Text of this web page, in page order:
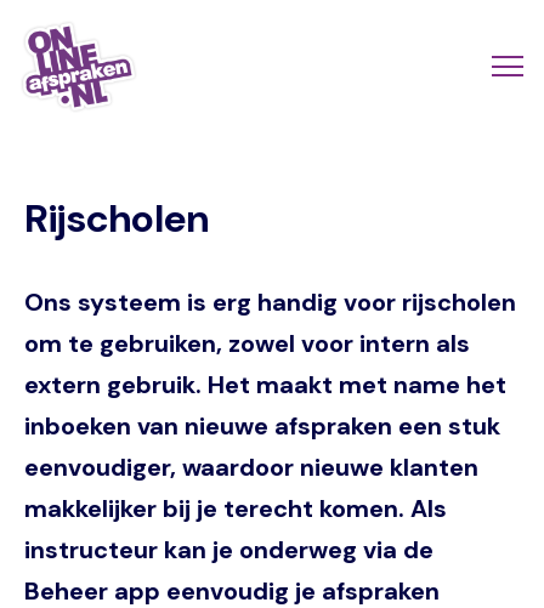
Naar
hoofdinhoud
Rijscholen
Ons systeem is erg handig voor rijscholen
om te gebruiken, zowel voor intern als
extern gebruik. Het maakt met name het
inboeken van nieuwe afspraken een stuk
eenvoudiger, waardoor nieuwe klanten
makkelijker bij je terecht komen. Als
instructeur kan je onderweg via de
Beheer app eenvoudig je afspraken